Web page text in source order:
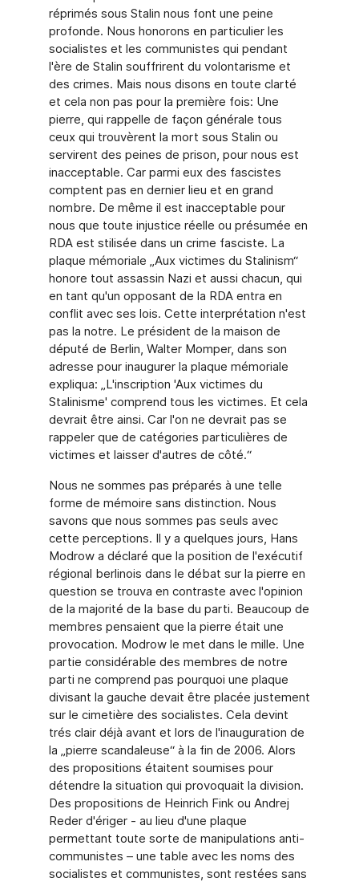
réprimés sous Stalin nous font une peine
profonde. Nous honorons en particulier les
socialistes et les communistes qui pendant
l'ère de Stalin souffrirent du volontarisme et
des crimes. Mais nous disons en toute clarté
et cela non pas pour la première fois: Une
pierre, qui rappelle de façon générale tous
ceux qui trouvèrent la mort sous Stalin ou
servirent des peines de prison, pour nous est
inacceptable. Car parmi eux des fascistes
comptent pas en dernier lieu et en grand
nombre. De même il est inacceptable pour
nous que toute injustice réelle ou présumée en
RDA est stilisée dans un crime fasciste. La
plaque mémoriale „Aux victimes du Stalinism“
honore tout assassin Nazi et aussi chacun, qui
en tant qu'un opposant de la RDA entra en
conflit avec ses lois. Cette interprétation n'est
pas la notre. Le président de la maison de
député de Berlin, Walter Momper, dans son
adresse pour inaugurer la plaque mémoriale
expliqua: „L'inscription 'Aux victimes du
Stalinisme' comprend tous les victimes. Et cela
devrait être ainsi. Car l'on ne devrait pas se
rappeler que de catégories particulières de
victimes et laisser d'autres de côté.“
Nous ne sommes pas préparés à une telle
forme de mémoire sans distinction. Nous
savons que nous sommes pas seuls avec
cette perceptions. Il y a quelques jours, Hans
Modrow a déclaré que la position de l'exécutif
régional berlinois dans le débat sur la pierre en
question se trouva en contraste avec l'opinion
de la majorité de la base du parti. Beaucoup de
membres pensaient que la pierre était une
provocation. Modrow le met dans le mille. Une
partie considérable des membres de notre
parti ne comprend pas pourquoi une plaque
divisant la gauche devait être placée justement
sur le cimetière des socialistes. Cela devint
trés clair déjà avant et lors de l'inauguration de
la „pierre scandaleuse“ à la fin de 2006. Alors
des propositions étaitent soumises pour
détendre la situation qui provoquait la division.
Des propositions de Heinrich Fink ou Andrej
Reder d'ériger - au lieu d'une plaque
permettant toute sorte de manipulations anti-
communistes – une table avec les noms des
socialistes et communistes, sont restées sans